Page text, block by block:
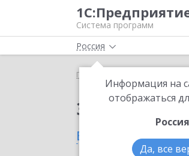
Система программ
Россия
Информация на
отображаться
Россия
Да, все
Главная
Заказать
в